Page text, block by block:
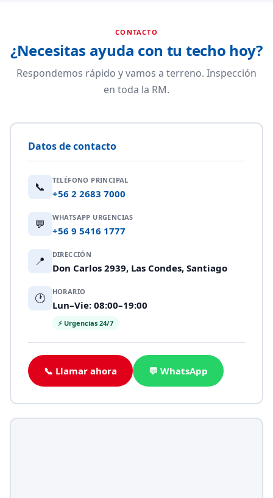
CONTACTO
¿Necesitas ayuda con tu techo hoy?
Respondemos rápido y vamos a terreno. Inspección
en toda la RM.
Datos de contacto
📞 TELÉFONO PRINCIPAL
+56 2 2683 7000
💬 WHATSAPP URGENCIAS
+56 9 5416 1777
📍 DIRECCIÓN
Don Carlos 2939, Las Condes, Santiago
🕐 HORARIO
Lun–Vie: 08:00–19:00
⚡ Urgencias 24/7
📞 Llamar ahora 💬 WhatsApp